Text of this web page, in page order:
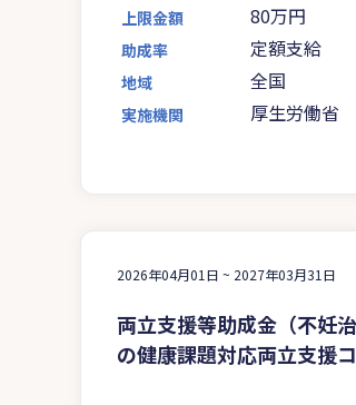
上限金額 80万円
助成率 定額支給
地域 全国
実施機関 厚生労働省
2026年04月01日 ~ 2027年03月31日
両立支援等助成金（不妊
の健康課題対応両立支援コ